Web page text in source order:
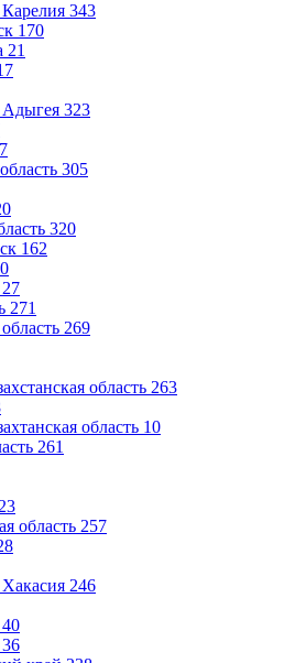
343
170
21
Адыгея 323
305
320
162
27
271
269
область 263
область 10
261
23
область 257
246
40
36